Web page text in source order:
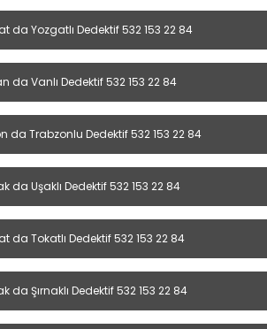
da Yozgatlı Dedektif 532 153 22 84
da Vanlı Dedektif 532 153 22 84
da Trabzonlu Dedektif 532 153 22 84
da Uşaklı Dedektif 532 153 22 84
da Tokatlı Dedektif 532 153 22 84
da Şırnaklı Dedektif 532 153 22 84